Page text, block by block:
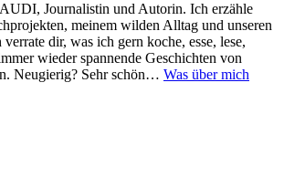
Journalistin und Autorin. Ich erzähle
meinem wilden Alltag und unseren
dir, was ich gern koche, esse, lese,
wieder spannende Geschichten von
Neugierig? Sehr schön… Was über mich